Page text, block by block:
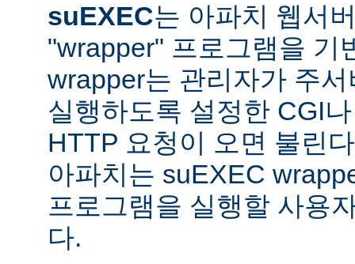
suEXEC는 아파치 웹서
"wrapper" 프로그램을 기
wrapper는 관리자가 주
실행하도록 설정한 CGI
HTTP 요청이 오면 불린
아파치는 suEXEC
프로그램을 실행할 사용
다.